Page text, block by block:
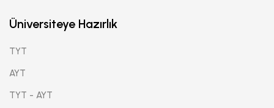
Üniversiteye Hazırlık
TYT
AYT
TYT - AYT